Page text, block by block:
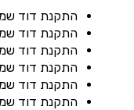
התקנת דוד
התקנת דוד
התקנת דוד
התקנת דוד
התקנת דוד
התקנת דוד